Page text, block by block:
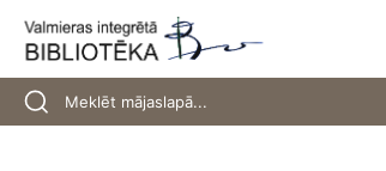
content